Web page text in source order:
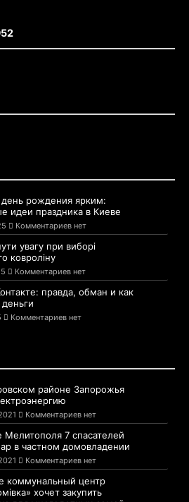
день рождения ярким:
идеи праздника в Киеве
Комментариев нет
увагу при виборі
ковроліну
Комментариев нет
правда, обман и как
Комментариев нет
районе Запорожья
Комментариев нет
Мелитополя 7 спасателей
в частном домовладении
Комментариев нет
коммунальный центр
хочет закупить